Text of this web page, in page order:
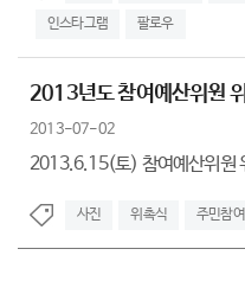
인스타그램 팔로우
2013년도 참여예산위원
2013-07-02
2013.6.15(토) 참여예산위원
사진 위촉식 주민참여